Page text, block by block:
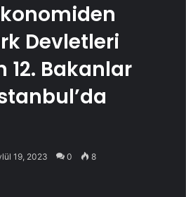
Devletleri
12. Bakanlar
19, 2023 0 8